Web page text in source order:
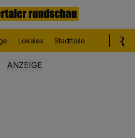
Lokales Stadtteile